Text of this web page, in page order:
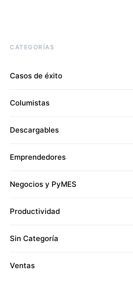
CATEGORÍAS
Casos de éxito
Columistas
Descargables
Emprendedores
Negocios y PyMES
Productividad
Sin Categoría
Ventas